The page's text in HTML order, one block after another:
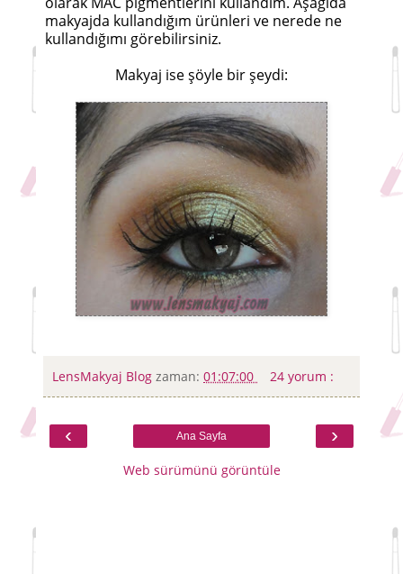
makyajda kullandığım ürünleri ve nerede ne
kullandığımı görebilirsiniz.
Makyaj ise şöyle bir şeydi:
LensMakyaj Blog zaman: 01:07:00 24 yorum :
‹ ›
Ana Sayfa
Web sürümünü görüntüle